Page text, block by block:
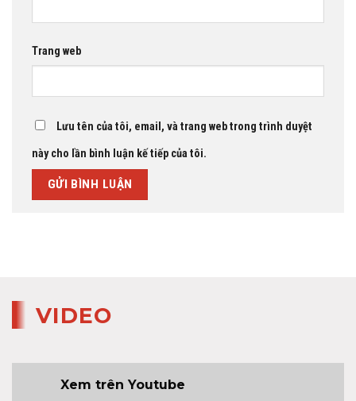
Trang web
Lưu tên của tôi, email, và trang web trong trình duyệt
này cho lần bình luận kế tiếp của tôi.
VIDEO
Xem trên Youtube